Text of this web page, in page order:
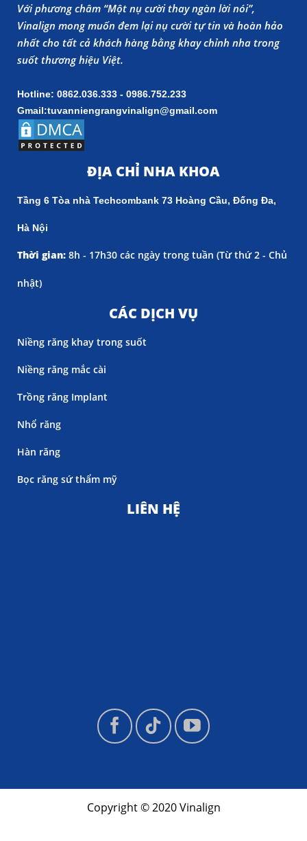
Với phương châm “Một nụ cười thay ngàn lời nói”,
Vinalign mong muốn đem lại nụ cười tự tin và hoàn hảo
nhất cho tất cả khách hàng bằng khay chỉnh nha trong
suốt thương hiệu Việt.
Hotline: 0862.036.333 - 0986.752.233
Gmail:tuvanniengrangvinalign@gmail.com
ĐỊA CHỈ NHA KHOA
Tầng 6 Tòa nhà Techcombank 73 Hoàng Cầu, Đống Đa,
Hà Nội
Thời gian: 8h - 17h30 các ngày trong tuần (Từ thứ 2 - Chủ
nhật)
CÁC DỊCH VỤ
Niềng răng khay trong suốt
Niềng răng mắc cài
Trồng răng Implant
Nhổ răng
Hàn răng
Bọc răng sứ thẩm mỹ
LIÊN HỆ
Copyright © 2020 Vinalign